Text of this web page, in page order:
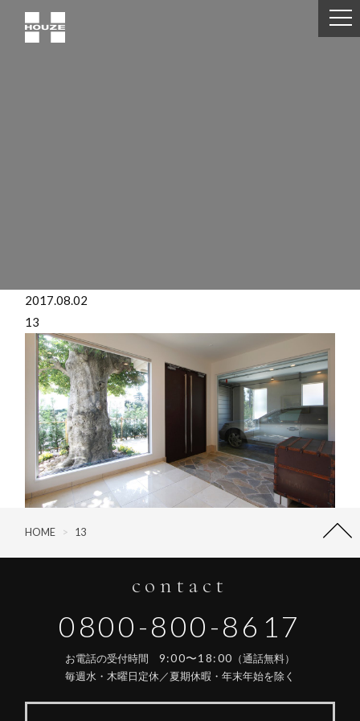
2017.08.02
13
HOME > 13
contact
0800-800-8617
お電話の受付時間 9:00〜18:00 （通話無料）
毎週水・木曜日定休／夏期休暇・年末年始を除く